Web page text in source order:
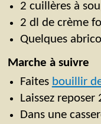
2 cuillères à
2 dl de crème
Quelques
Marche à suivre
Faites bouillir
Laissez
Dans une